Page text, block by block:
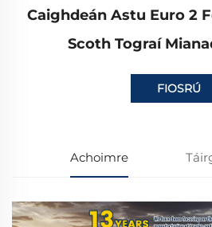
Caighdeán Astu Euro 2
Scoth Tograí
FIOSRÚ
Achoimre